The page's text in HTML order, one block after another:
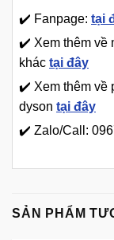
✔️ Fanpage: tại
✔️ Xem thêm về
khác tại đây
✔️ Xem thêm về
dyson tại đây
✔️ Zalo/Call:
SẢN PHẨM